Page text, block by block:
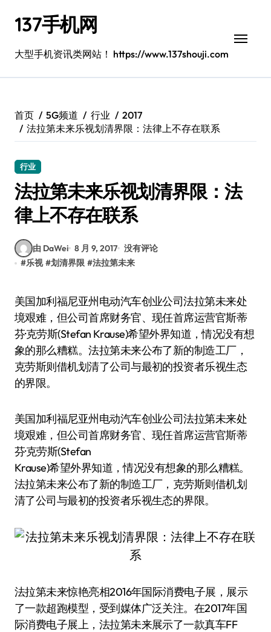
137手机网
大型手机资讯类网站！ https://www.137shouji.com
首页 5G频道 行业
2017
法拉第未来乐视划清界限：法律上不存在联系
行业
法拉第未来乐视划清界限：法
律上不存在联系
由 DaWei 8 月 9, 2017 没有评论
#乐视 #划清界限 #法拉第未来
美国加利福尼亚州电动汽车创业公司法拉第未来处
境艰难，但公司首席财务官、现任首席运营官斯蒂
芬·克劳斯(Stefan Krause)希望外界知道，情况没有想
象的那么糟糕。法拉第未来公布了新的制造工厂，
克劳斯则借机划清了公司与最初的投资者乐视生态
的界限。
美国加利福尼亚州电动汽车创业公司法拉第未来处
境艰难，但公司首席财务官、现任首席运营官斯蒂
芬·克劳斯(Stefan
Krause)希望外界知道，情况没有想象的那么糟糕。
法拉第未来公布了新的制造工厂，克劳斯则借机划
清了公司与最初的投资者乐视生态的界限。
法拉第未来惊艳亮相2016年国际消费电子展，展示
了一款超跑模型，受到媒体广泛关注。在2017年国
际消费电子展上，法拉第未来展示了一款真车FF